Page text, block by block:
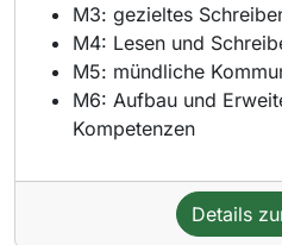
M3: gezieltes
M4: Lesen und
M5: mündliche
M6: Aufbau und
Kompetenzen
Details